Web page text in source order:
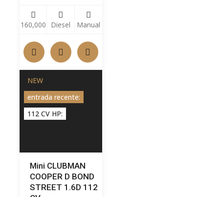
160,000 Diesel Manual
NEW
entrada recente:
112 CV HP:
Mini CLUBMAN
COOPER D BOND
STREET 1.6D 112